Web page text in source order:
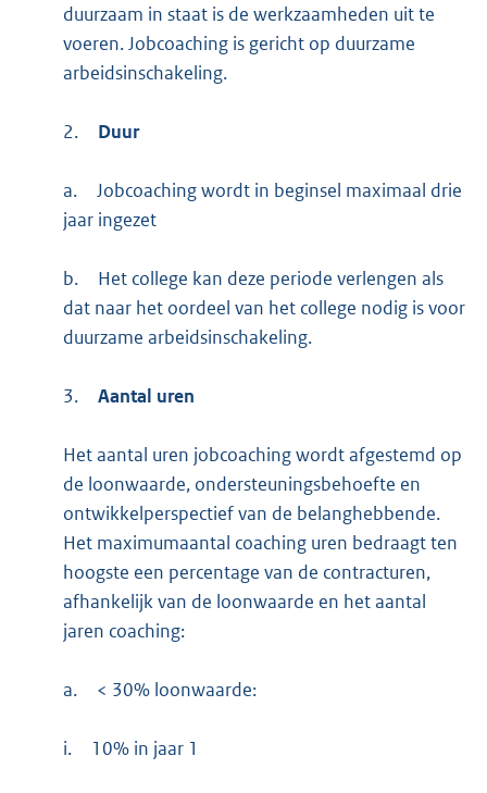
duurzaam in staat is de werkzaamheden uit te
voeren. Jobcoaching is gericht op duurzame
arbeidsinschakeling.
2. Duur
a.
Jobcoaching wordt in beginsel maximaal drie
jaar ingezet
b.
Het college kan deze periode verlengen als
dat naar het oordeel van het college nodig is voor
duurzame arbeidsinschakeling.
3. Aantal uren
Het aantal uren jobcoaching wordt afgestemd op
de loonwaarde, ondersteuningsbehoefte en
ontwikkelperspectief van de belanghebbende.
Het maximumaantal coaching uren bedraagt ten
hoogste een percentage van de contracturen,
afhankelijk van de loonwaarde en het aantal
jaren coaching:
a. < 30% loonwaarde:
i. 10% in jaar 1